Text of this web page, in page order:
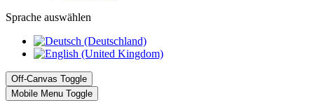
Sprache auswählen
Off-Canvas Toggle
Mobile Menu Toggle